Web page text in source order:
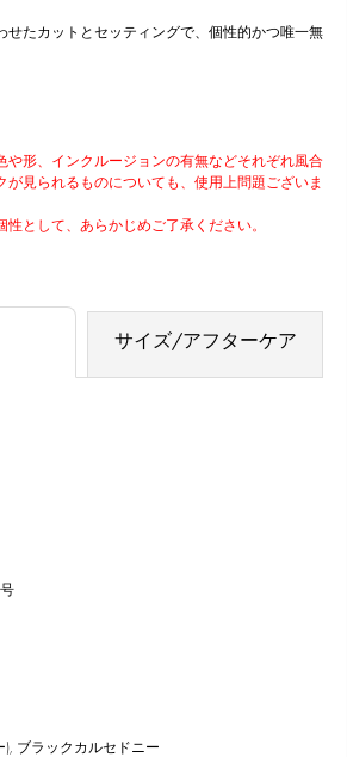
せたカットとセッティングで、個性的かつ唯一無
形、インクルージョンの有無などそれぞれ風合
が見られるものについても、使用上問題ございま
として、あらかじめご了承ください。
サイズ/アフターケア
), ブラックカルセドニー